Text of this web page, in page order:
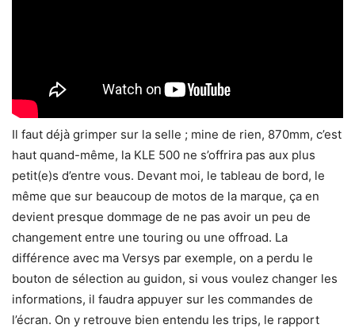
Il faut déjà grimper sur la selle ; mine de rien, 870mm, c’est
haut quand-même, la KLE 500 ne s’offrira pas aux plus
petit(e)s d’entre vous. Devant moi, le tableau de bord, le
même que sur beaucoup de motos de la marque, ça en
devient presque dommage de ne pas avoir un peu de
changement entre une touring ou une offroad. La
différence avec ma Versys par exemple, on a perdu le
bouton de sélection au guidon, si vous voulez changer les
informations, il faudra appuyer sur les commandes de
l’écran. On y retrouve bien entendu les trips, le rapport